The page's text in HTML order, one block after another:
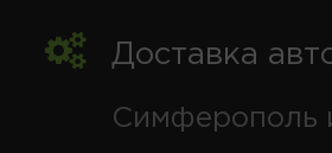
Доставка
Симферополь